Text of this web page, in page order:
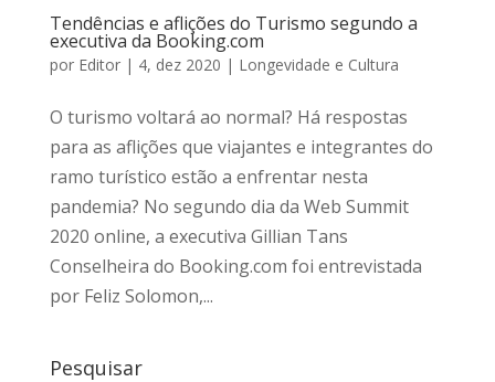
Tendências e aflições do Turismo segundo a
executiva da Booking.com
por Editor| 4, dez 2020 | Longevidade e Cultura
O turismo voltará ao normal? Há respostas
para as aflições que viajantes e integrantes do
ramo turístico estão a enfrentar nesta
pandemia? No segundo dia da Web Summit
2020 online, a executiva Gillian Tans
Conselheira do Booking.com foi entrevistada
por Feliz Solomon,...
Pesquisar